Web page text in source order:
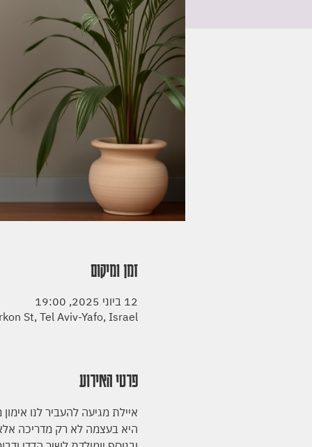
זמן ומיקום
12 ביוני 2025, 19:00
St, Tel Aviv-Yafo, Israel
פרטי האירוע
איילת מגיעה להעביר לנו
היא בעצמה לא רק מדריכה